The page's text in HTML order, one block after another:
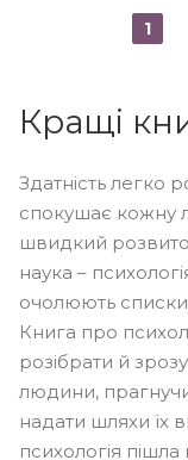
1
Кращі
Здатність легко
спокушає кожну
швидкий
наука –
очолюють списки
Книга про
розібрати й
людини,
надати шляхи їх
психологія